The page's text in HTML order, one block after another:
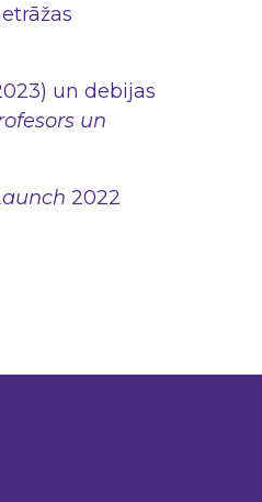
un debijas
un
2022